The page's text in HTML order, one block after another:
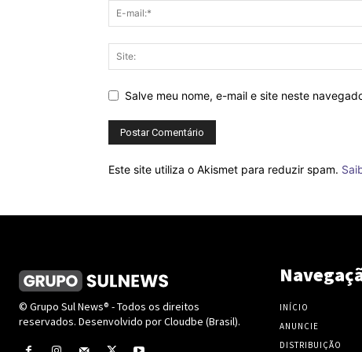
Salve meu nome, e-mail e site neste
Este site utiliza o Akismet para reduzir spam.
© Grupo Sul News® - Todos os direitos
reservados. Desenvolvido por Cloudbe (Brasil).
INÍCIO
ANUNCIE
DISTRIBUIÇÃO